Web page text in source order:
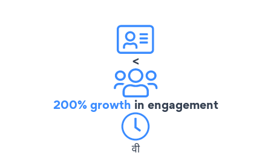
<
200% growth in engagement
वी